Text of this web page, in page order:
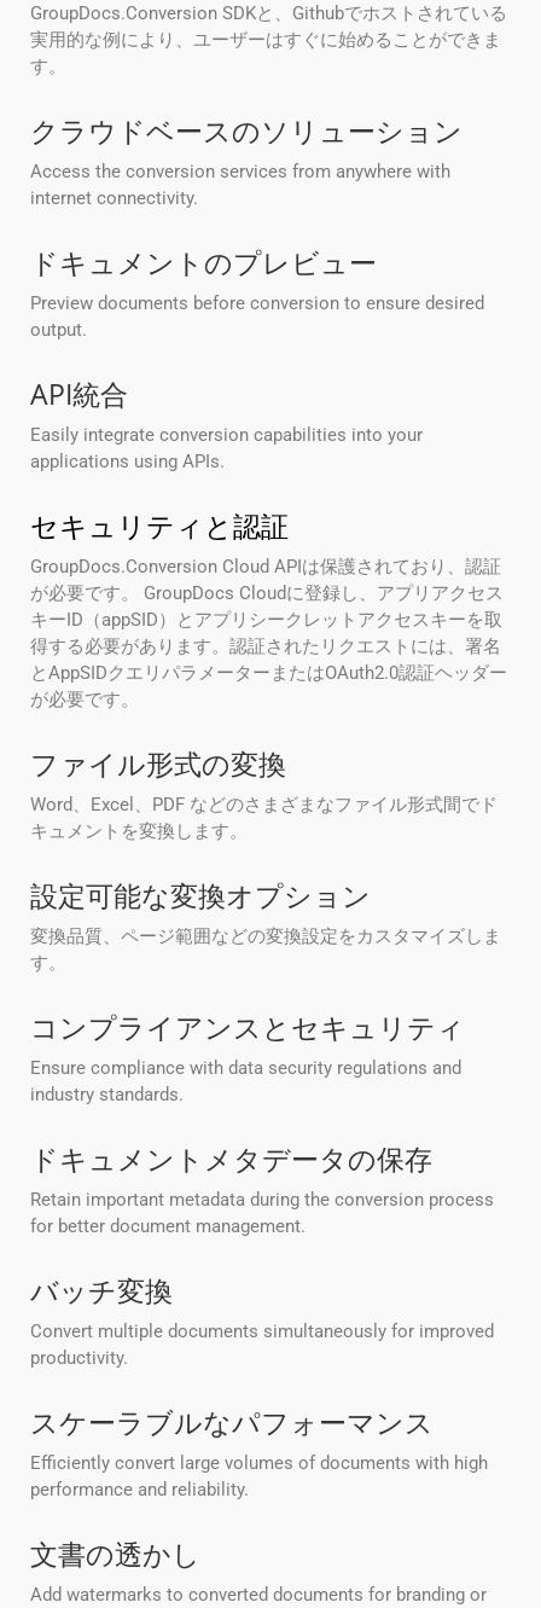
GroupDocs.Conversion SDKと、Githubでホストされている
実用的な例により、ユーザーはすぐに始めることができま
す。
クラウドベースのソリューション
Access the conversion services from anywhere with
internet connectivity.
ドキュメントのプレビュー
Preview documents before conversion to ensure desired
output.
API統合
Easily integrate conversion capabilities into your
applications using APIs.
セキュリティと認証
GroupDocs.Conversion Cloud APIは保護されており、認証
が必要です。 GroupDocs Cloudに登録し、アプリアクセス
キーID（appSID）とアプリシークレットアクセスキーを取
得する必要があります。認証されたリクエストには、署名
とAppSIDクエリパラメーターまたはOAuth2.0認証ヘッダー
が必要です。
ファイル形式の変換
Word、Excel、PDF などのさまざまなファイル形式間でド
キュメントを変換します。
設定可能な変換オプション
変換品質、ページ範囲などの変換設定をカスタマイズしま
す。
コンプライアンスとセキュリティ
Ensure compliance with data security regulations and
industry standards.
ドキュメントメタデータの保存
Retain important metadata during the conversion process
for better document management.
バッチ変換
Convert multiple documents simultaneously for improved
productivity.
スケーラブルなパフォーマンス
Efficiently convert large volumes of documents with high
performance and reliability.
文書の透かし
Add watermarks to converted documents for branding or